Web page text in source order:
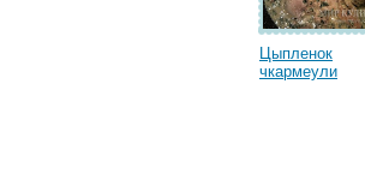
Цыпленок
чкармеули